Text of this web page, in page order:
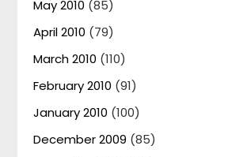
May 2010 (85)
April 2010 (79)
March 2010 (110)
February 2010 (91)
January 2010 (100)
December 2009 (85)